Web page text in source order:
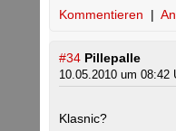
Kommentieren |
#34 Pillepalle
10.05.2010 um 08:42
Klasnic?